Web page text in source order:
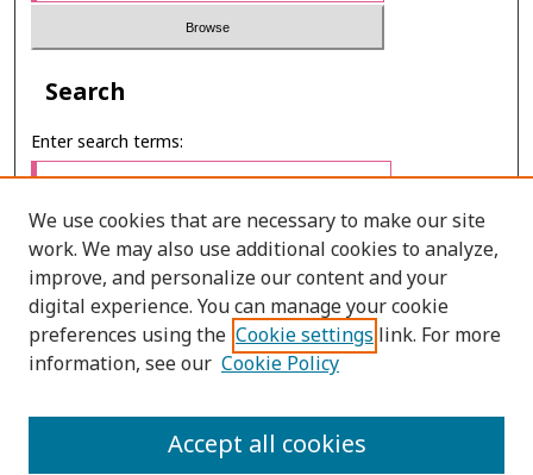
Search
Enter search terms:
Select context to search:
Advanced Search
PRINT ISSN: 0125-6491
We use cookies that are necessary to make our site
work. We may also use additional cookies to analyze,
improve, and personalize our content and your
digital experience. You can manage your cookie
preferences using the Cookie settings link. For more
information, see our Cookie Policy
Accept all cookies